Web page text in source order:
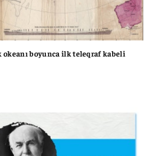
boyunca ilk teleqraf kabeli